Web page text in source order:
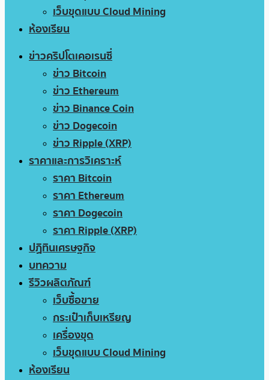
เว็บขุดแบบ Cloud Mining
ห้องเรียน
ข่าวคริปโตเคอเรนซี่
ข่าว Bitcoin
ข่าว Ethereum
ข่าว Binance Coin
ข่าว Dogecoin
ข่าว Ripple (XRP)
ราคาและการวิเคราะห์
ราคา Bitcoin
ราคา Ethereum
ราคา Dogecoin
ราคา Ripple (XRP)
ปฏิทินเศรษฐกิจ
บทความ
รีวิวผลิตภัณฑ์
เว็บซื้อขาย
กระเป๋าเก็บเหรียญ
เครื่องขุด
เว็บขุดแบบ Cloud Mining
ห้องเรียน